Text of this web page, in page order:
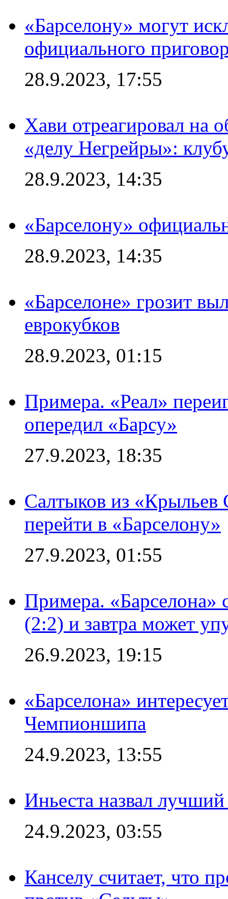
«Барселону» могут
официального
28.9.2023, 17:55
Хави отреагировал на
«делу Негрейры»:
28.9.2023, 14:35
«Барселону»
28.9.2023, 14:35
«Барселоне» грозит
еврокубков
28.9.2023, 01:15
Примера. «Реал»
опередил «Барсу»
27.9.2023, 18:35
Салтыков из «Крыльев
перейти в «Барселону»
27.9.2023, 01:55
Примера. «Барселона»
(2:2) и завтра может
26.9.2023, 19:15
«Барселона»
Чемпионшипа
24.9.2023, 13:55
Иньеста назвал
24.9.2023, 03:55
Канселу считает, что